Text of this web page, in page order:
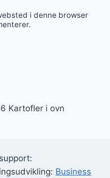
i denne browser
Kartofler i ovn
Business